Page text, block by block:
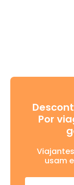
Por
usam